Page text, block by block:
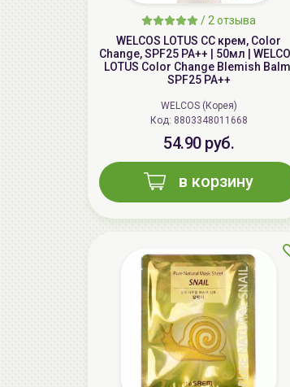
/ 2 отзыва
WELCOS LOTUS СС крем, Color
Change, SPF25 PA++ | 50мл |
LOTUS Color Change Blemish
SPF25 PA++
WELCOS (Корея)
Код: 8803348011668
54.90 руб.
в корзину